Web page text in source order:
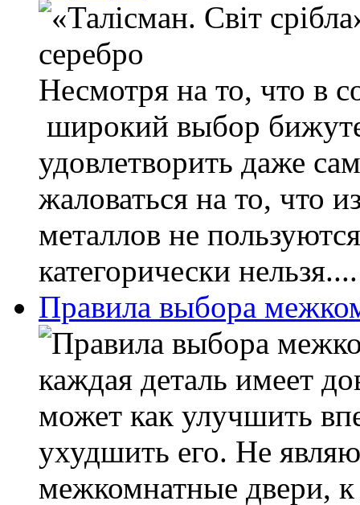
Несмотря на то, что в
широкий выбор
удовлетворить даже
жаловаться на то, что
металлов не
категорически нельзя....
Правила выбора
каждая деталь имеет
может как улучшить
ухудшить его. Не
межкомнатные двери,